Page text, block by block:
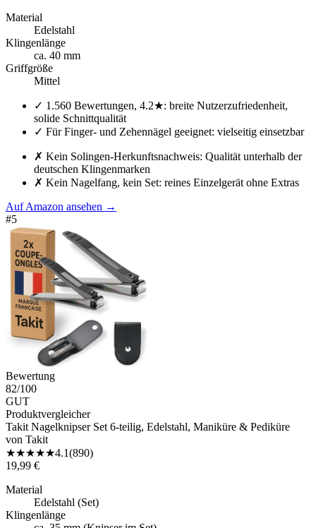
Material
Edelstahl
Klingenlänge
ca. 40 mm
Griffgröße
Mittel
✓ 1.560 Bewertungen, 4.2★: breite Nutzerzufriedenheit,
solide Schnittqualität
✓ Für Finger- und Zehennägel geeignet: vielseitig einsetzbar
✗ Kein Solingen-Herkunftsnachweis: Qualität unterhalb der
deutschen Klingenmarken
✗ Kein Nagelfang, kein Set: reines Einzelgerät ohne Extras
Auf Amazon ansehen →
#5
Bewertung
82/100
GUT
Produktvergleicher
Takit Nagelknipser Set 6-teilig, Edelstahl, Maniküre & Pediküre
von Takit
★★★★★4.1(890)
19,99 €
Material
Edelstahl (Set)
Klingenlänge